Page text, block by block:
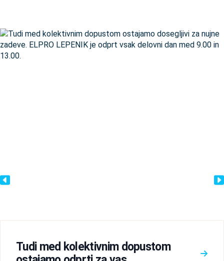
Tudi med kolektivnim dopustom